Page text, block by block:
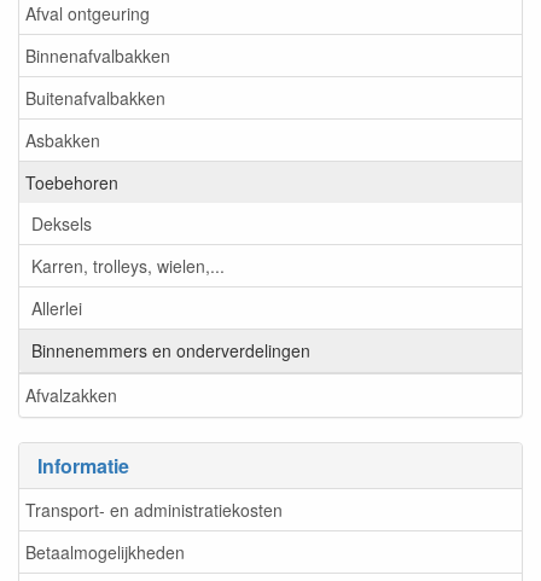
Afval ontgeuring
Binnenafvalbakken
Buitenafvalbakken
Asbakken
Toebehoren
Deksels
Karren, trolleys, wielen,...
Allerlei
Binnenemmers en onderverdelingen
Afvalzakken
Informatie
Transport- en administratiekosten
Betaalmogelijkheden